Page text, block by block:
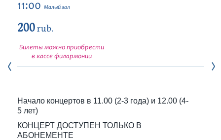
11:00 Малый зал
200rub.
Билеты можно приобрести
в кассе филармонии
Начало концертов в 11.00 (2-3 года) и 12.00 (4-
5 лет)
КОНЦЕРТ ДОСТУПЕН ТОЛЬКО В
АБОНЕМЕНТЕ